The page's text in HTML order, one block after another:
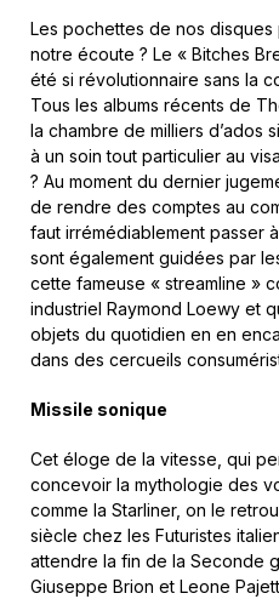
Les pochettes de nos
notre écoute ? Le « Bitches
été si révolutionnaire sans la
Tous les albums récents de
la chambre de milliers d’ados
à un soin tout particulier au
? Au moment du dernier
de rendre des comptes au
faut irrémédiablement passer
sont également guidées par
cette fameuse « streamline »
industriel Raymond Loewy et
objets du quotidien en en
dans des cercueils
Missile sonique
Cet éloge de la vitesse, qui
concevoir la mythologie des
comme la Starliner, on le
siècle chez les Futuristes
attendre la fin de la Seconde
Giuseppe Brion et Leone